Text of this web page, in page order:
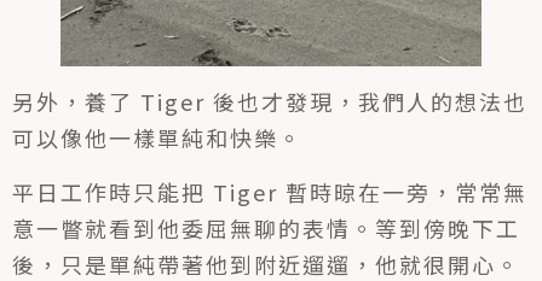
另外，養了 Tiger 後也才發現，我們人的想法也
可以像他一樣單純和快樂。
平日工作時只能把 Tiger 暫時晾在一旁，常常無
意一瞥就看到他委屈無聊的表情。等到傍晚下工
後，只是單純帶著他到附近遛遛，他就很開心。